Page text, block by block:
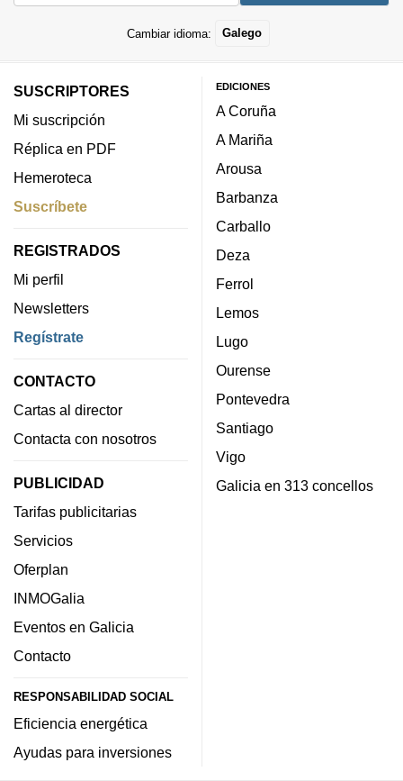
Cambiar idioma: Galego
SUSCRIPTORES
Mi suscripción
Réplica en PDF
Hemeroteca
Suscríbete
REGISTRADOS
Mi perfil
Newsletters
Regístrate
CONTACTO
Cartas al director
Contacta con nosotros
PUBLICIDAD
Tarifas publicitarias
Servicios
Oferplan
INMOGalia
Eventos en Galicia
Contacto
RESPONSABILIDAD SOCIAL
Eficiencia energética
Ayudas para inversiones
EDICIONES
A Coruña
A Mariña
Arousa
Barbanza
Carballo
Deza
Ferrol
Lemos
Lugo
Ourense
Pontevedra
Santiago
Vigo
Galicia en 313 concellos